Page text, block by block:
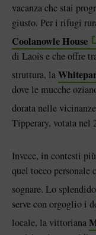
vacanza che stai
giusto. Per i rifugi
Coolanowle House
di Laois e che offre
struttura, la
dove le mucche
dorata nelle
Tipperary, votata nel
Invece, in contesti
quel tocco personale
sognare. Lo splendido
serve con orgoglio i
locale, la vittoriana